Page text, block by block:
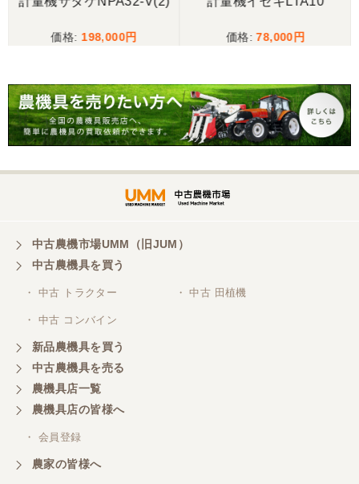
こちらの、対応も、よく、大変、満足、です。
三重県／谷本勝美
こちらの、対応、も、よくして、くれました。
対応も、よくしてくれました、有難うございまし
三重県／山本
対応ありがとうございました。
三重県／山本
共立シュレッターを受け取りました。 状態は問題な
く、エンジンも調子がよさそうです。 ありがとうご
ざいました。
三重県／
198,000 78,000
中古農機市場UMM（旧JUM）
中古農機具を買う
・ 中古 トラクター ・ 中古 田植機
・ 中古 コンバイン
新品農機具を買う
中古農機具を売る
農機具店一覧
農機具店の皆様へ
・ 会員登録
農家の皆様へ